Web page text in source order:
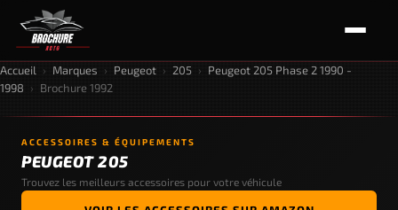
Accueil › Marques › Peugeot › 205 › Peugeot 205 Phase 2 1990 -
1998 › Brochure 1992
ACCESSOIRES & ÉQUIPEMENTS
PEUGEOT 205
Trouvez les meilleurs accessoires pour votre véhicule